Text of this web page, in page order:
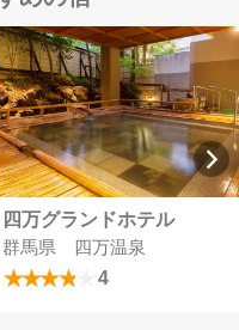
四万グランドホテル
群馬県 四万温泉
4